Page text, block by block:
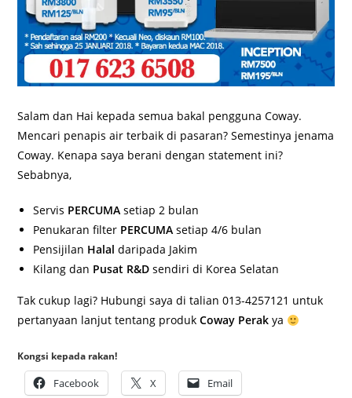
Salam dan Hai kepada semua bakal pengguna Coway.
Mencari penapis air terbaik di pasaran? Semestinya jenama
Coway. Kenapa saya berani dengan statement ini?
Sebabnya,
Servis PERCUMA setiap 2 bulan
Penukaran filter PERCUMA setiap 4/6 bulan
Pensijilan Halal daripada Jakim
Kilang dan Pusat R&D sendiri di Korea Selatan
Tak cukup lagi? Hubungi saya di talian 013-4257121 untuk
pertanyaan lanjut tentang produkCoway Perak ya
Kongsi kepada rakan!
Facebook X Email